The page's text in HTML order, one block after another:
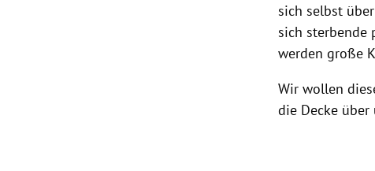
sich selbst
sich sterbende
werden große
Wir wollen
die Decke